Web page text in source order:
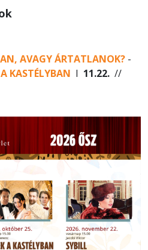
AVAGY ÁRTATLANOK? -
KASTÉLYBAN I 11.22. //